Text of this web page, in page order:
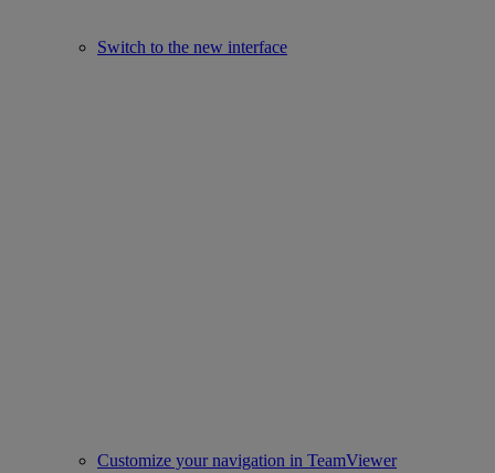
Switch to the new interface
Customize your navigation in TeamViewer